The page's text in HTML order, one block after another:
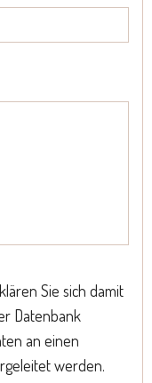
Sie sich damit
Datenbank
an einen
werden.